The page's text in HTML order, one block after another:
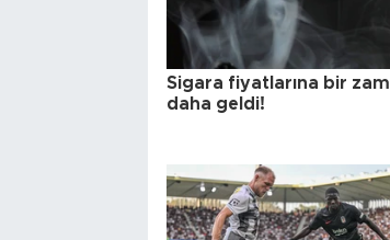
Sigara fiyatlarına bir zam
daha geldi!